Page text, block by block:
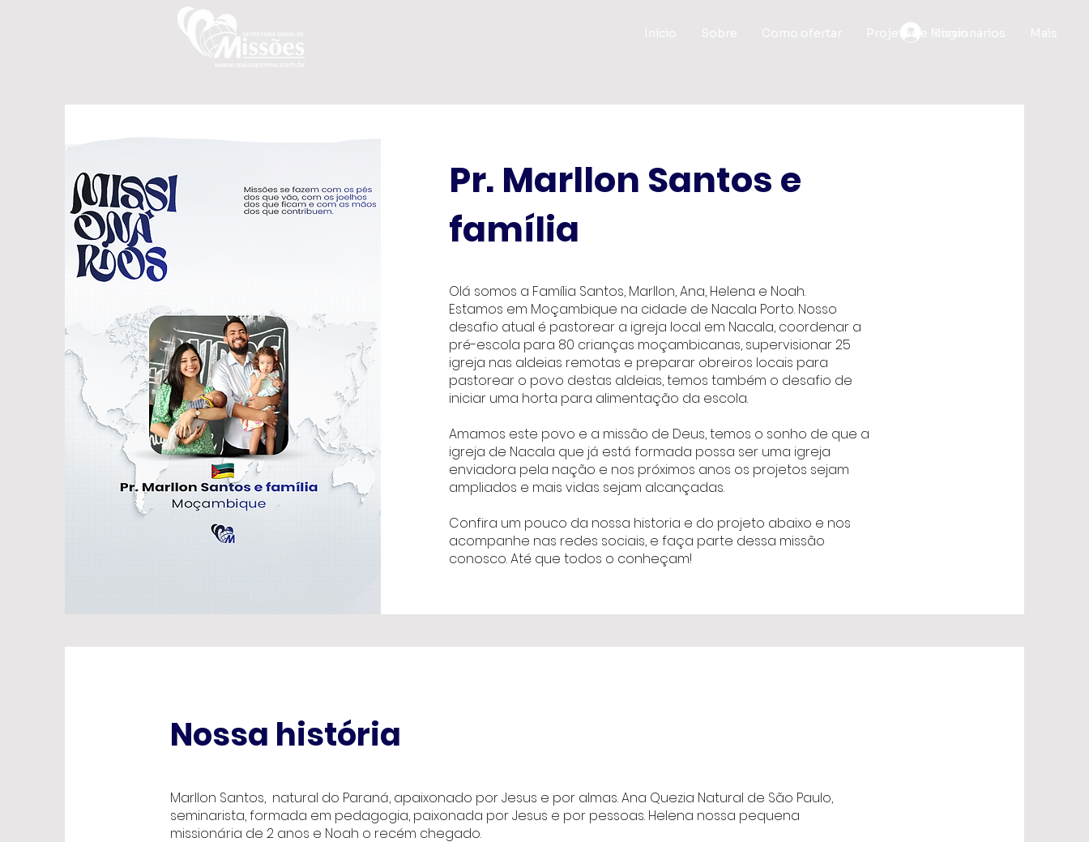
Login
Início Sobre Como ofertar Projetos e Missionários Mais
Pr. Marllon Santos e
família
Olá somos a Família Santos, Marllon, Ana, Helena e Noah.
Estamos em Moçambique na cidade de Nacala Porto. Nosso
desafio atual é pastorear a igreja local em Nacala, coordenar a
pré-escola para 80 crianças moçambicanas, supervisionar 25
igreja nas aldeias remotas e preparar obreiros locais para
pastorear o povo destas aldeias, temos também o desafio de
iniciar uma horta para alimentação da escola.
Amamos este povo e a missão de Deus, temos o sonho de que a
igreja de Nacala que já está formada possa ser uma igreja
enviadora pela nação e nos próximos anos os projetos sejam
ampliados e mais vidas sejam alcançadas.
Confira um pouco da nossa historia e do projeto abaixo e nos
acompanhe nas redes sociais, e faça parte dessa missão
conosco. Até que todos o conheçam!
Nossa história
Marllon Santos, natural do Paraná, apaixonado por Jesus e por almas. Ana Quezia Natural de São Paulo,
seminarista, formada em pedagogia, paixonada por Jesus e por pessoas. Helena nossa pequena
missionária de 2 anos e Noah o recém chegado.